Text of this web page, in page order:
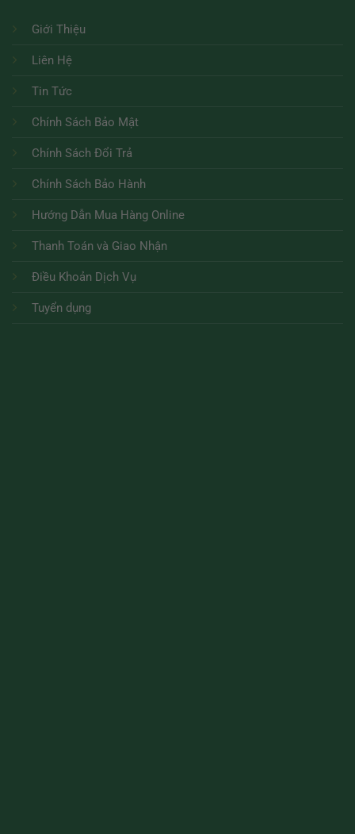
Giới Thiệu
Liên Hệ
Tin Tức
Chính Sách Bảo Mật
Chính Sách Đổi Trả
Chính Sách Bảo Hành
Hướng Dẫn Mua Hàng Online
Thanh Toán và Giao Nhận
Điều Khoản Dịch Vụ
Tuyển dụng